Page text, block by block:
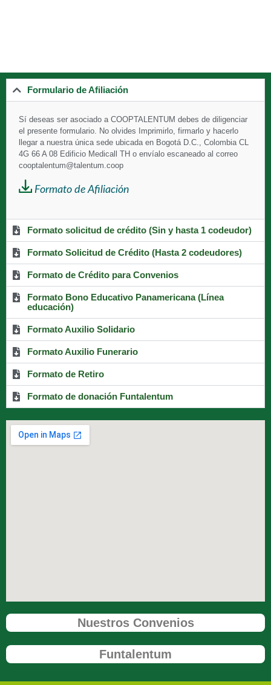
Formulario de Afiliación
Sí deseas ser asociado a COOPTALENTUM debes de diligenciar
el presente formulario. No olvides Imprimirlo, firmarlo y hacerlo
llegar a nuestra única sede ubicada en Bogotá D.C., Colombia CL
4G 66 A 08 Edificio Medicall TH o envíalo escaneado al correo
cooptalentum@talentum.coop
Formato de Afiliación
Formato solicitud de crédito (Sin y hasta 1 codeudor)
Formato Solicitud de Crédito (Hasta 2 codeudores)
Formato de Crédito para Convenios
Formato Bono Educativo Panamericana (Línea
educación)
Formato Auxilio Solidario
Formato Auxilio Funerario
Formato de Retiro
Formato de donación Funtalentum
Nuestros Convenios
Funtalentum